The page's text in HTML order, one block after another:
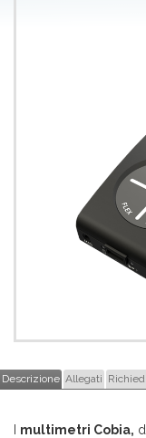
Descrizione Allegati
multimetri Cobia,